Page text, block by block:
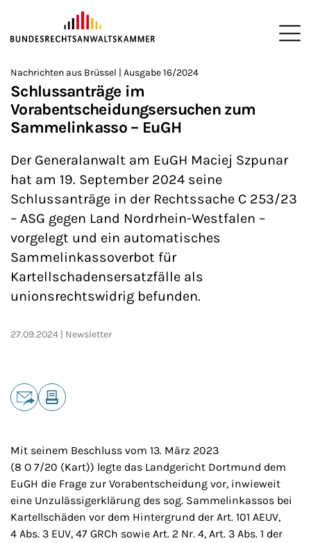
ZUM HAUPTINHALT SPRINGEN
Sie befinden sich hier:
>
Startseite
>
Newsroom
>
Newsletter
>
Nachrichten aus Brüssel
Nachrichten aus Brüssel | Ausgabe 16/2024
Schlussanträge im
Vorabentscheidungsersuchen zum
Sammelinkasso – EuGH
Der Generalanwalt am EuGH Maciej Szpunar
hat am 19. September 2024 seine
Schlussanträge in der Rechtssache C 253/23
– ASG gegen Land Nordrhein-Westfalen –
vorgelegt und ein automatisches
Sammelinkassoverbot für
Kartellschadensersatzfälle als
unionsrechtswidrig befunden.
27.09.2024 Newsletter
Teilen
Mit seinem Beschluss vom 13. März 2023
(8 O 7/20 (Kart)) legte das Landgericht Dortmund dem
EuGH die Frage zur Vorabentscheidung vor, inwieweit
eine Unzulässigerklärung des sog. Sammelinkassos bei
Kartellschäden vor dem Hintergrund der Art. 101 AEUV,
4 Abs. 3 EUV, 47 GRCh sowie Art. 2 Nr. 4, Art. 3 Abs. 1 der